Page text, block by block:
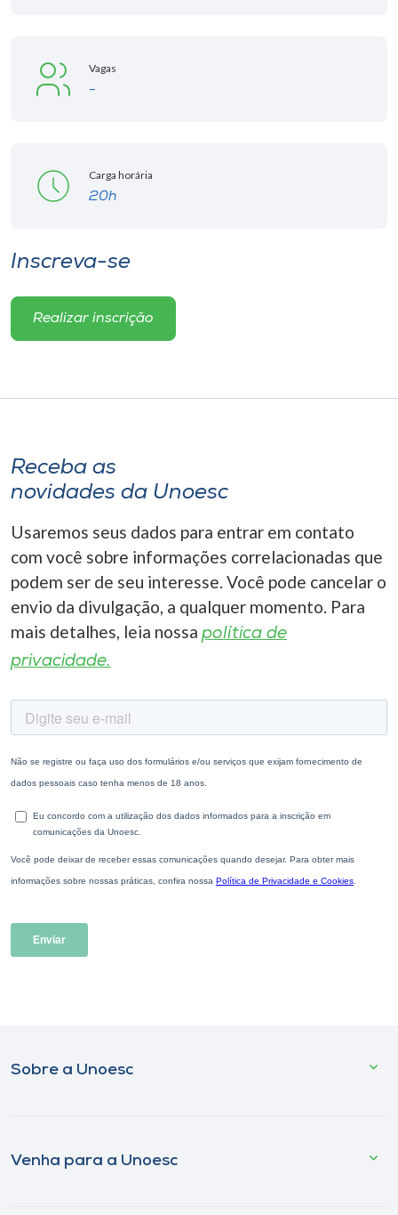
Vagas
-
Carga horária
20h
Inscreva-se
Realizar inscrição
Receba as
novidades da Unoesc
Usaremos seus dados para entrar em contato
com você sobre informações correlacionadas que
podem ser de seu interesse. Você pode cancelar o
envio da divulgação, a qualquer momento. Para
mais detalhes, leia nossa política de
privacidade.
Sobre a Unoesc
Venha para a Unoesc